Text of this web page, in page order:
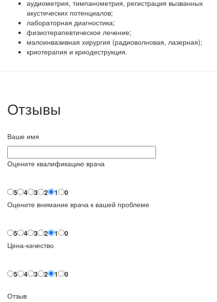
аудиометрия, тимпанометрия, регистрация вызванных
акустических потенциалов;
лабораторная диагностика;
физиотерапевтическое лечение;
малоинвазивная хирургия (радиоволновая, лазерная);
криотерапия и криодеструкция.
Отзывы
Ваше имя
Оцените квалификацию врача
5 4 3 2 1
0
Оцените внимание врача к вашей проблеме
5 4 3 2 1
0
Цена-качество
5 4 3 2 1 0
Отзыв